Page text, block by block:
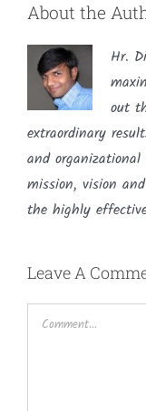
About the
Hr.
out
extraordinary
and
mission, vision
the highly
Leave A
Comment